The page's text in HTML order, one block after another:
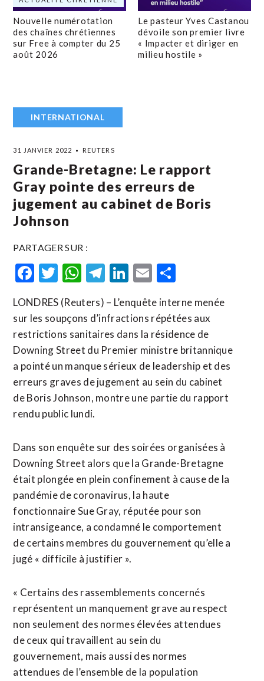
Nouvelle numérotation
des chaînes chrétiennes
sur Free à compter du 25
août 2026
Le pasteur Yves Castanou
dévoile son premier livre
« Impacter et diriger en
milieu hostile »
INTERNATIONAL
31 JANVIER 2022 REUTERS
Grande-Bretagne: Le rapport
Gray pointe des erreurs de
jugement au cabinet de Boris
Johnson
PARTAGER SUR :
Facebook
Twitter
WhatsApp
Telegram
LinkedIn
Email
LONDRES (Reuters) – L’enquête interne menée
sur les soupçons d’infractions répétées aux
restrictions sanitaires dans la résidence de
Downing Street du Premier ministre britannique
a pointé un manque sérieux de leadership et des
erreurs graves de jugement au sein du cabinet
de Boris Johnson, montre une partie du rapport
rendu public lundi.
Dans son enquête sur des soirées organisées à
Downing Street alors que la Grande-Bretagne
était plongée en plein confinement à cause de la
pandémie de coronavirus, la haute
fonctionnaire Sue Gray, réputée pour son
intransigeance, a condamné le comportement
de certains membres du gouvernement qu’elle a
jugé « difficile à justifier ».
« Certains des rassemblements concernés
représentent un manquement grave au respect
non seulement des normes élevées attendues
de ceux qui travaillent au sein du
gouvernement, mais aussi des normes
attendues de l’ensemble de la population